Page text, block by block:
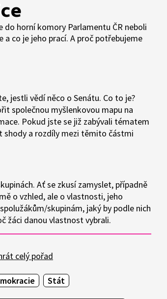
horní komory Parlamentu ČR neboli
a co je jeho prací. A proč potřebujeme
jestli vědí něco o Senátu. Co to je?
společnou myšlenkovou mapu na
Pokud jste se již zabývali tématem
shody a rozdíly mezi těmito částmi
Ať se zkusí zamyslet, případně
o vzhled, ale o vlastnosti, jeho
skupinám, jaký by podle nich
žáci danou vlastnost vybrali.
celý pořad
Stát